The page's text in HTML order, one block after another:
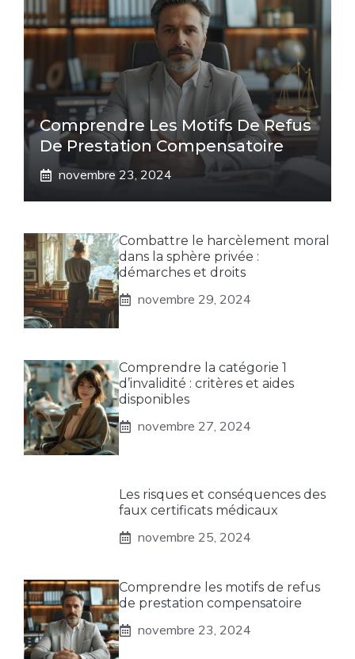
Comprendre Les Motifs De Refus
De Prestation Compensatoire
novembre 23, 2024
Combattre le harcèlement moral
dans la sphère privée :
démarches et droits
novembre 29, 2024
Comprendre la catégorie 1
d’invalidité : critères et aides
disponibles
novembre 27, 2024
Les risques et conséquences des
faux certificats médicaux
novembre 25, 2024
Comprendre les motifs de refus
de prestation compensatoire
novembre 23, 2024